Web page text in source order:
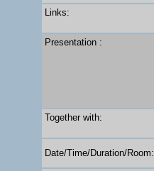
Links:
Presentation :
Together with:
Date/Time/Duration/Room: